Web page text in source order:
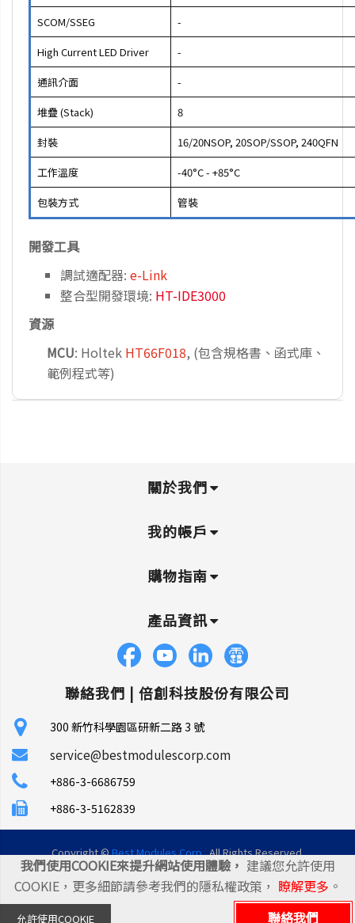
我們使用COOKIE來提升網站使用體驗， 建議您允許使用
COOKIE，更多細節請參考我們的隱私權政策， 瞭解更多 。
允許使用COOKIE
SCOM/SSEG
-
High Current LED Driver
-
通訊介面
-
堆疊 (Stack)
8
封裝
16/20NSOP, 20SOP/SSOP, 240QFN
工作溫度
-40°C - +85°C
包裝方式
管裝
開發工具
調試適配器: e-Link
整合型開發環境: HT-IDE3000
資源
MCU: Holtek HT66F018, (包含規格書、函式庫、
範例程式等)
關於我們
我的帳戶
購物指南
產品資訊
聯絡我們 | 倍創科技股份有限公司
300 新竹科學園區研新二路 3 號
service@bestmodulescorp.com
+886-3-6686759
+886-3-5162839
Copyright ©Best Modules Corp. All Rights Reserved.
|
網站地圖 | 統一編號: 45106035
聯絡我們